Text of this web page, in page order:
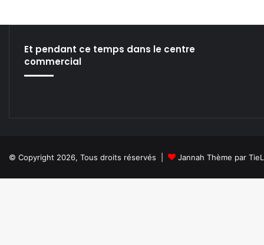
Et pendant ce temps dans le centre
commercial
© Copyright 2026, Tous droits réservés | Jannah Thème par